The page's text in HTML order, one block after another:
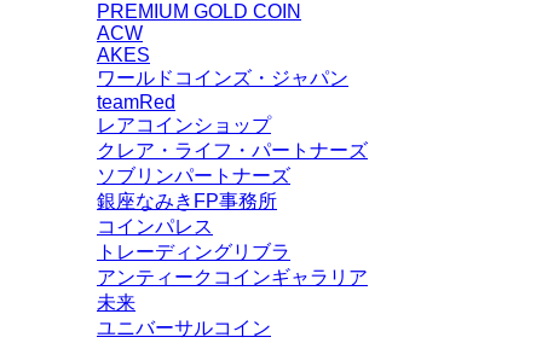
PREMIUM GOLD COIN
ACW
AKES
ワールドコインズ・ジャパン
teamRed
レアコインショップ
クレア・ライフ・パートナーズ
ソブリンパートナーズ
銀座なみきFP事務所
コインパレス
トレーディングリブラ
アンティークコインギャラリア
未来
ユニバーサルコイン